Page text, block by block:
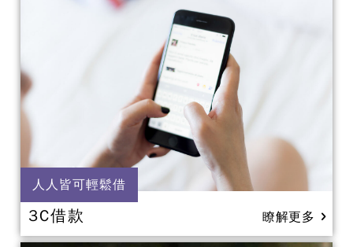
人人皆可輕鬆借
3C借款 瞭解更多